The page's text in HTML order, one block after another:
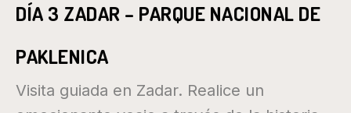
DÍA 3 ZADAR – PARQUE NACIONAL DE
PAKLENICA
Visita guiada en Zadar. Realice un